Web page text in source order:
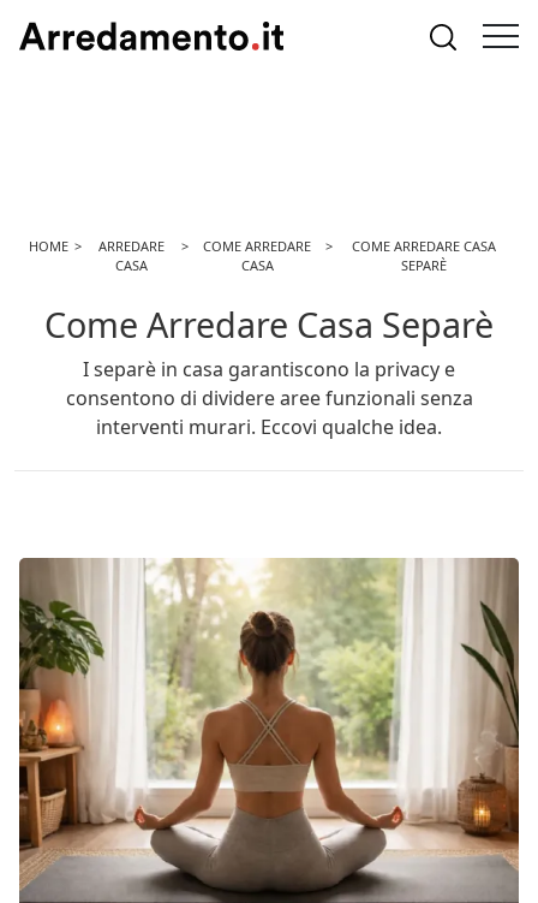
HOME
ARREDARE
CASA
COME ARREDARE
CASA
COME ARREDARE CASA
SEPARÈ
Come Arredare Casa Separè
I separè in casa garantiscono la privacy e
consentono di dividere aree funzionali senza
interventi murari. Eccovi qualche idea.